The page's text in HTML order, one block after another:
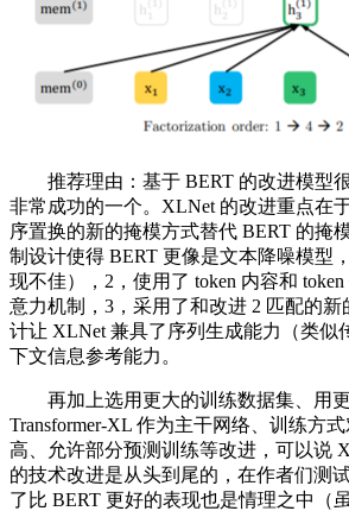
推荐理由：基于 BERT 的改进模型
非常成功的一个。XLNet 的改进重点在
序置换的新的掩模方式替代 BERT 的掩
制设计使得 BERT 更像是文本降噪模型
现不佳），2，使用了 token 内容和
意力机制，3，采用了和改进 2 匹配的
计让 XLNet 兼具了序列生成能力（类似
下文信息参考能力。
再加上选用更大的训练数据集、用更
Transformer-XL 作为主干网络、训练方
高、允许部分预测训练等改进，可以说
的技术改进是从头到尾的，在作者们测
了比 BERT 更好的表现也是情理之中（